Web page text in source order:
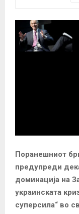
Поранешниот
предупреди
доминација на
украинската
суперсила“ во